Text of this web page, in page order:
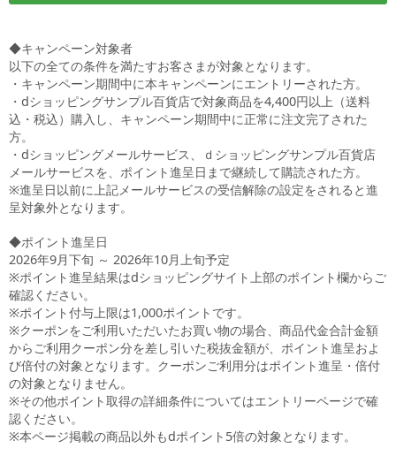
◆キャンペーン対象者
以下の全ての条件を満たすお客さまが対象となります。
・キャンペーン期間中に本キャンペーンにエントリーされた方。
・dショッピングサンプル百貨店で対象商品を4,400円以上（送料
込・税込）購入し、キャンペーン期間中に正常に注文完了された
方。
・dショッピングメールサービス、ｄショッピングサンプル百貨店
メールサービスを、ポイント進呈日まで継続して購読された方。
※進呈日以前に上記メールサービスの受信解除の設定をされると進
呈対象外となります。
◆ポイント進呈日
2026年9月下旬 ～ 2026年10月上旬予定
※ポイント進呈結果はdショッピングサイト上部のポイント欄からご
確認ください。
※ポイント付与上限は1,000ポイントです。
※クーポンをご利用いただいたお買い物の場合、商品代金合計金額
からご利用クーポン分を差し引いた税抜金額が、ポイント進呈およ
び倍付の対象となります。クーポンご利用分はポイント進呈・倍付
の対象となりません。
※その他ポイント取得の詳細条件についてはエントリーページで確
認ください。
※本ページ掲載の商品以外もdポイント5倍の対象となります。